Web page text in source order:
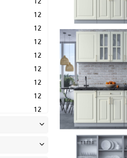
12
12
12
12
12
12
12
12
12